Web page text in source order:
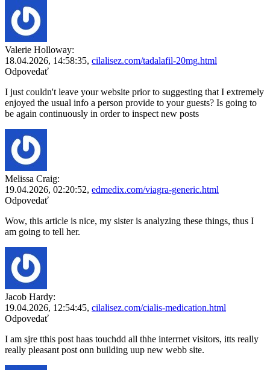
Valerie Holloway:
18.04.2026, 14:58:35, cilalisez.com/tadalafil-20mg.html
Odpovedať
I just couldn't leave your website prior to suggesting that I extremely
enjoyed the usual info a person provide to your guests? Is going to
be again continuously in order to inspect new posts
Melissa Craig:
19.04.2026, 02:20:52, edmedix.com/viagra-generic.html
Odpovedať
Wow, this article is nice, my sister is analyzing these things, thus I
am going to tell her.
Jacob Hardy:
19.04.2026, 12:54:45, cilalisez.com/cialis-medication.html
Odpovedať
I am sjre tthis post haas touchdd all thhe interrnet visitors, itts really
really pleasant post onn building uup new webb site.